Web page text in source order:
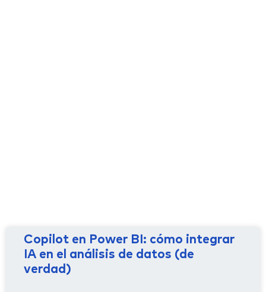
Copilot en Power BI: cómo integrar
IA en el análisis de datos (de
verdad)